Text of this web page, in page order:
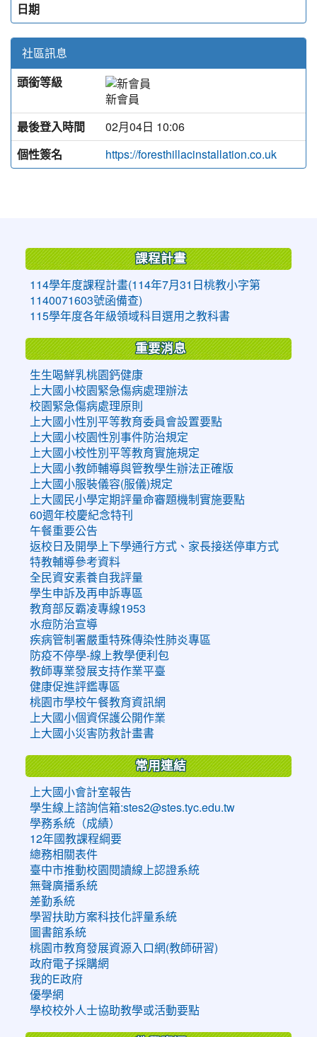
日期
社區訊息
頭銜等級
新會員
最後登入時間
02月04日 10:06
個性簽名
https://foresthillacinstallation.co.uk
課程計畫
114學年度課程計畫(114年7月31日桃教小字第
1140071603號函備查)
115學年度各年級領域科目選用之教科書
重要消息
生生喝鮮乳桃園鈣健康
上大國小校園緊急傷病處理辦法
校園緊急傷病處理原則
上大國小性別平等教育委員會設置要點
上大國小校園性別事件防治規定
上大國小校性別平等教育實施規定
上大國小教師輔導與管教學生辦法正確版
上大國小服裝儀容(服儀)規定
上大國民小學定期評量命審題機制實施要點
60週年校慶紀念特刊
午餐重要公告
返校日及開學上下學通行方式、家長接送停車方式
特教輔導參考資料
全民資安素養自我評量
學生申訴及再申訴專區
教育部反霸凌專線1953
水痘防治宣導
疾病管制署嚴重特殊傳染性肺炎專區
防疫不停學-線上教學便利包
教師專業發展支持作業平臺
健康促進評鑑專區
桃園市學校午餐教育資訊網
上大國小個資保護公開作業
上大國小災害防救計畫書
常用連結
上大國小會計室報告
學生線上諮詢信箱:stes2@stes.tyc.edu.tw
學務系統（成績）
12年國教課程綱要
總務相關表件
臺中市推動校園閱讀線上認證系統
無聲廣播系統
差勤系統
學習扶助方案科技化評量系統
圖書館系統
桃園市教育發展資源入口網(教師研習)
政府電子採購網
我的E政府
優學網
學校校外人士協助教學或活動要點